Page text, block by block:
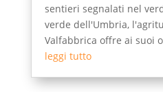
sentieri segnalati nel
verde dell'Umbria,
Valfabbrica offre ai suoi
leggi tutto